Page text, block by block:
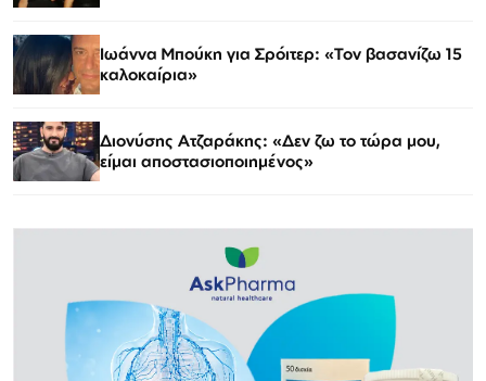
Ιωάννα Μπούκη για Σρόιτερ: «Τον βασανίζω 15
καλοκαίρια»
Διονύσης Ατζαράκης: «Δεν ζω το τώρα μου,
είμαι αποστασιοποιημένος»